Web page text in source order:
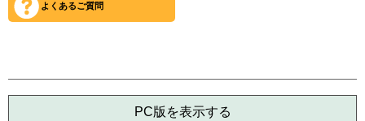
よくあるご質問
PC版を表示する